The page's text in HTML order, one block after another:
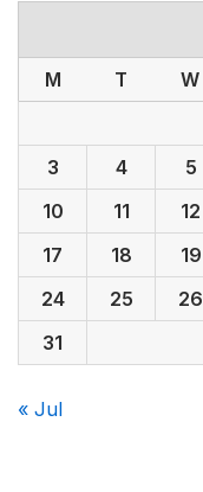
M T W
3
4 5
10
11 12
17
18 19
24
25 26
31
« Jul